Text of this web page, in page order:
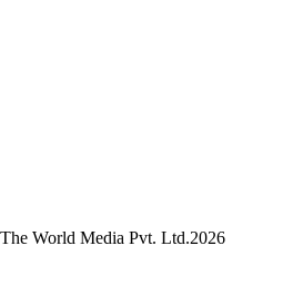
The World Media Pvt. Ltd.2026